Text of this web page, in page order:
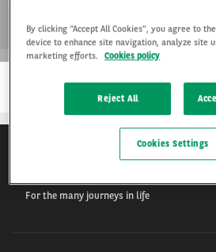
For the many journeys in life
Om Arval
By clicking “Accept All Cookies”, you agree to
device to enhance site navigation, analyze site
marketing efforts.
Cookies policy
Reject All
Cookies Settings